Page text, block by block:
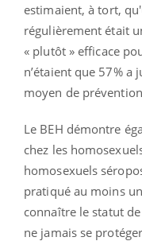
estimaient, à tort,
régulièrement était
« plutôt » efficace
n’étaient que 57% a
moyen de
Le BEH démontre
chez les
homosexuels
pratiqué au moins
connaître le statut
ne jamais se